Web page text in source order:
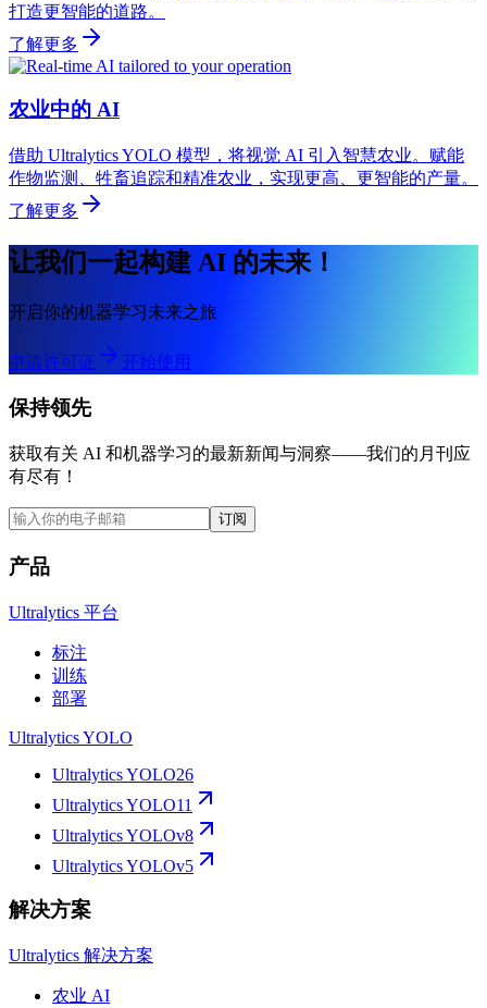
打造更智能的道路。
了解更多
农业中的 AI
借助 Ultralytics YOLO 模型，将视觉 AI 引入智慧农业。赋能
作物监测、牲畜追踪和精准农业，实现更高、更智能的产量。
了解更多
让我们一起构建 AI 的未来！
开启你的机器学习未来之旅
申请许可证 开始使用
保持领先
获取有关 AI 和机器学习的最新新闻与洞察——我们的月刊应
有尽有！
订阅
产品
Ultralytics 平台
标注
训练
部署
Ultralytics YOLO
Ultralytics YOLO26
Ultralytics YOLO11
Ultralytics YOLOv8
Ultralytics YOLOv5
解决方案
Ultralytics 解决方案
农业 AI